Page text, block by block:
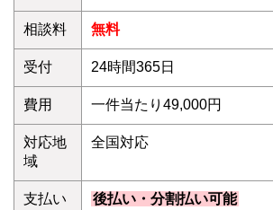
相談料 無料
受付 24時間365日
費用 一件当たり49,000円
対応地
域
全国対応
支払い 後払い・分割払い可能